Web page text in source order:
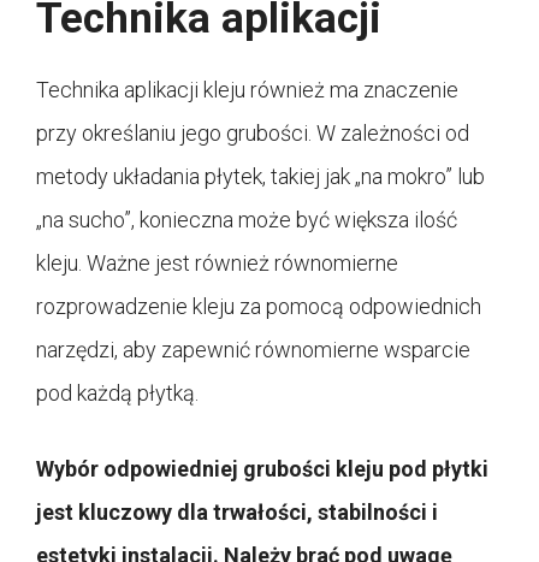
Technika aplikacji
Technika aplikacji kleju również ma znaczenie
przy określaniu jego grubości. W zależności od
metody układania płytek, takiej jak „na mokro” lub
„na sucho”, konieczna może być większa ilość
kleju. Ważne jest również równomierne
rozprowadzenie kleju za pomocą odpowiednich
narzędzi, aby zapewnić równomierne wsparcie
pod każdą płytką.
Wybór odpowiedniej grubości kleju pod płytki
jest kluczowy dla trwałości, stabilności i
estetyki instalacji. Należy brać pod uwagę